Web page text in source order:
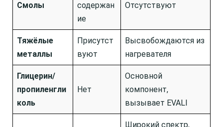
Смолы
содержан
ие
Отсутствуют
Тяжёлые
металлы
Присутст
вуют
Высвобождаются из
нагревателя
Глицерин/
пропиленгли
коль
Нет
Основной
компонент,
вызывает EVALI
Широкий спектр,